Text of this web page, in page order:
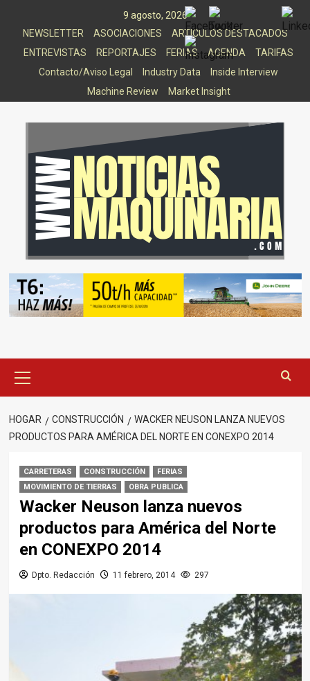
9 agosto, 2026
NEWSLETTER
ASOCIACIONES
ARTICULOS DESTACADOS
ENTREVISTAS
REPORTAJES FERIAS AGENDA
TARIFAS
Contacto/Aviso Legal
Industry Data
Inside Interview
Machine Review
Market Insight
principal
HOGAR CONSTRUCCIÓN
WACKER NEUSON LANZA NUEVOS
PRODUCTOS PARA AMÉRICA DEL NORTE EN CONEXPO 2014
CARRETERAS CONSTRUCCIÓN
FERIAS
MOVIMIENTO DE TIERRAS
OBRA PUBLICA
Wacker Neuson lanza nuevos
productos para América del Norte
en CONEXPO 2014
Dpto. Redacción 11 febrero, 2014 297